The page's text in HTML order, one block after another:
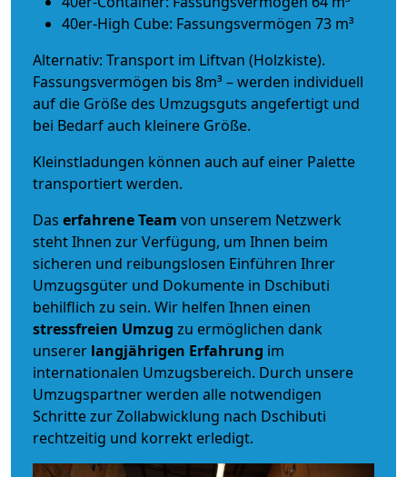
40er-High Cube: Fassungsvermögen 73 m³
Alternativ: Transport im Liftvan (Holzkiste).
Fassungsvermögen bis 8m³ – werden individuell
auf die Größe des Umzugsguts angefertigt und
bei Bedarf auch kleinere Größe.
Kleinstladungen können auch auf einer Palette
transportiert werden.
Das erfahrene Team von unserem Netzwerk
steht Ihnen zur Verfügung, um Ihnen beim
sicheren und reibungslosen Einführen Ihrer
Umzugsgüter und Dokumente in Dschibuti
behilflich zu sein. Wir helfen Ihnen einen
stressfreien Umzug zu ermöglichen dank
unserer langjährigen Erfahrung im
internationalen Umzugsbereich. Durch unsere
Umzugspartner werden alle notwendigen
Schritte zur Zollabwicklung nach Dschibuti
rechtzeitig und korrekt erledigt.